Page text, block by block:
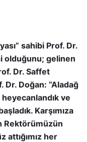
sahibi Prof. Dr.
olduğunu; gelinen
Dr. Saffet
Dr. Doğan: “Aladağ
ve
Karşımıza
Rektörümüzün
attığımız her